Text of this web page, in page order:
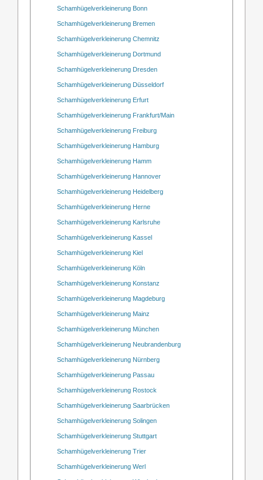
Schamhügelverkleinerung Bonn
Schamhügelverkleinerung Bremen
Schamhügelverkleinerung Chemnitz
Schamhügelverkleinerung Dortmund
Schamhügelverkleinerung Dresden
Schamhügelverkleinerung Düsseldorf
Schamhügelverkleinerung Erfurt
Schamhügelverkleinerung Frankfurt/Main
Schamhügelverkleinerung Freiburg
Schamhügelverkleinerung Hamburg
Schamhügelverkleinerung Hamm
Schamhügelverkleinerung Hannover
Schamhügelverkleinerung Heidelberg
Schamhügelverkleinerung Herne
Schamhügelverkleinerung Karlsruhe
Schamhügelverkleinerung Kassel
Schamhügelverkleinerung Kiel
Schamhügelverkleinerung Köln
Schamhügelverkleinerung Konstanz
Schamhügelverkleinerung Magdeburg
Schamhügelverkleinerung Mainz
Schamhügelverkleinerung München
Schamhügelverkleinerung Neubrandenburg
Schamhügelverkleinerung Nürnberg
Schamhügelverkleinerung Passau
Schamhügelverkleinerung Rostock
Schamhügelverkleinerung Saarbrücken
Schamhügelverkleinerung Solingen
Schamhügelverkleinerung Stuttgart
Schamhügelverkleinerung Trier
Schamhügelverkleinerung Werl